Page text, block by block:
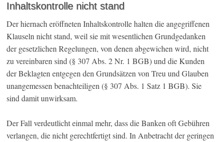
Inhaltskontrolle nicht stand
Der hiernach eröffneten Inhaltskontrolle halten die angegriffenen
Klauseln nicht stand, weil sie mit wesentlichen Grundgedanken
der gesetzlichen Regelungen, von denen abgewichen wird, nicht
zu vereinbaren sind (§ 307 Abs. 2 Nr. 1 BGB) und die Kunden
der Beklagten entgegen den Grundsätzen von Treu und Glauben
unangemessen benachteiligen (§ 307 Abs. 1 Satz 1 BGB). Sie
sind damit unwirksam.
Der Fall verdeutlicht einmal mehr, dass die Banken oft Gebühren
verlangen, die nicht gerechtfertigt sind. In Anbetracht der geringen